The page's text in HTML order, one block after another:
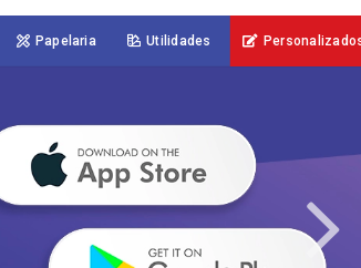
Papelaria Utilidades